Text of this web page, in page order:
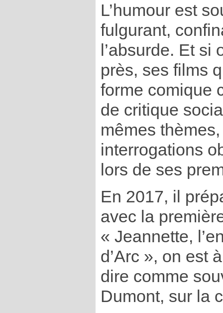
L’humour est
fulgurant,
l’absurde. Et
près, ses films
forme comique
de critique
mêmes
interrogations
lors de ses
En 2017, il
avec la
« Jeannette,
d’Arc », on est
dire comme
Dumont, sur la